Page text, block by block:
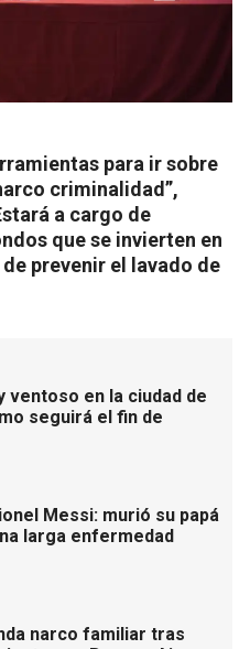
para ir sobre
criminalidad”,
a cargo de
que se invierten en
prevenir el lavado de
ventoso en la ciudad de
seguirá el fin de
Messi: murió su papá
larga enfermedad
narco familiar tras